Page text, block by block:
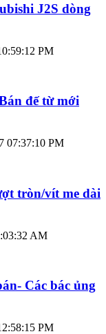
J2S dòng
PM
đế từ mới
07:37:10 PM
tròn/vít me dài
AM
Các bác ủng
PM